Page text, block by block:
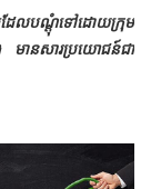
ដែលបណ្តុំទៅដោយក្រុម
មានសារប្រយោជន៍ជា